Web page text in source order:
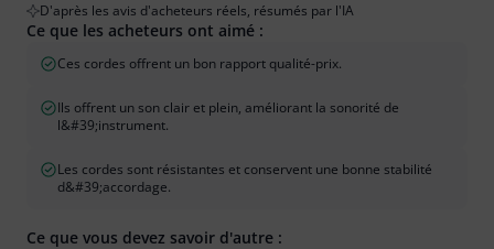
D'après les avis d'acheteurs réels, résumés par l'IA
Ce que les acheteurs ont aimé :
Ces cordes offrent un bon rapport qualité-prix.
Ils offrent un son clair et plein, améliorant la sonorité de
l&#39;instrument.
Les cordes sont résistantes et conservent une bonne stabilité
d&#39;accordage.
Ce que vous devez savoir d'autre :